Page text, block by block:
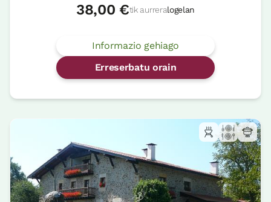
38,00 €tik aurreralogelan
Informazio gehiago
Erreserbatu orain